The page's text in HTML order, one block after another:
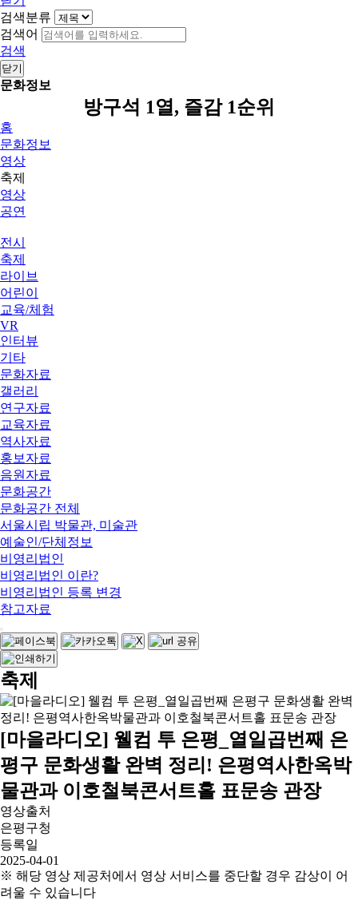
검색분류
검색어
검색
닫기
문화정보
방구석 1열, 즐감 1순위
홈
문화정보
영상
축제
영상
공연
전시
축제
라이브
어린이
교육/체험
VR
인터뷰
기타
문화자료
갤러리
연구자료
교육자료
역사자료
홍보자료
음원자료
문화공간
문화공간 전체
서울시립 박물관, 미술관
예술인/단체정보
비영리법인
비영리법인 이란?
비영리법인 등록 변경
참고자료
축제
[마을라디오] 웰컴 투 은평_열일곱번째 은
평구 문화생활 완벽 정리! 은평역사한옥박
물관과 이호철북콘서트홀 표문송 관장
영상출처
은평구청
등록일
2025-04-01
※ 해당 영상 제공처에서 영상 서비스를 중단할 경우 감상이 어
려울 수 있습니다